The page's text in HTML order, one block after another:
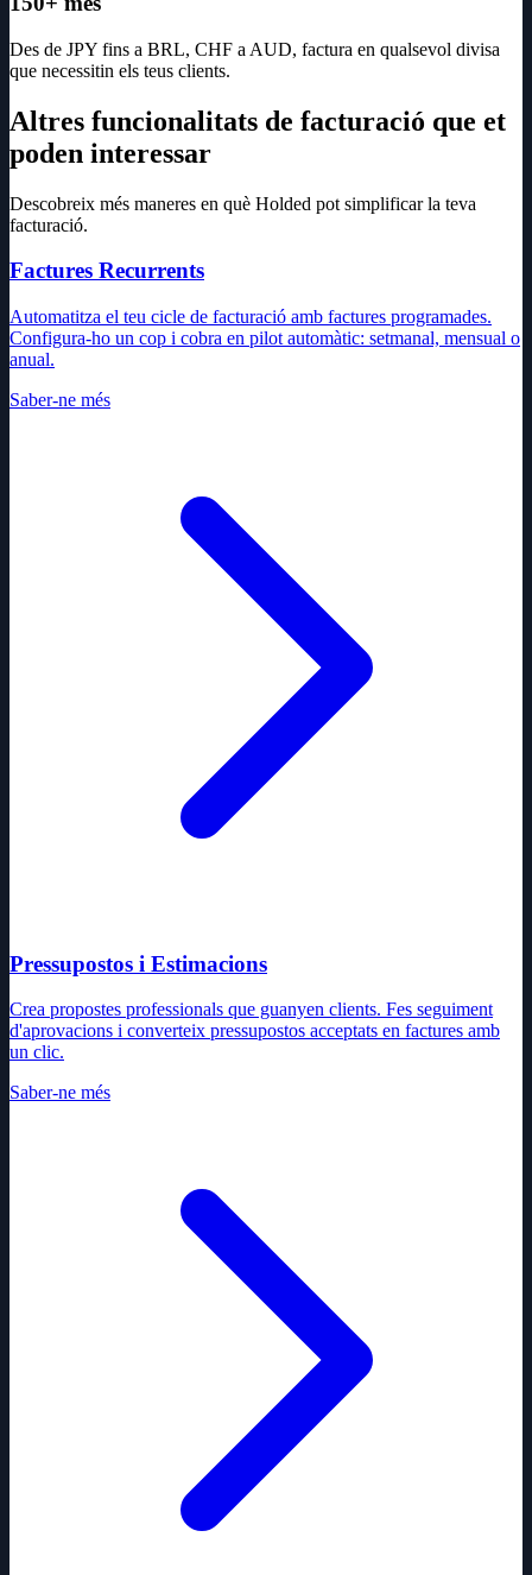
Des de JPY fins a BRL, CHF a AUD, factura en qualsevol divisa
que necessitin els teus clients.
Altres funcionalitats de facturació que et
poden interessar
Descobreix més maneres en què Holded pot simplificar la teva
facturació.
Factures Recurrents
Automatitza el teu cicle de facturació amb factures programades.
Configura-ho un cop i cobra en pilot automàtic: setmanal, mensual o
anual.
Saber-ne més
Pressupostos i Estimacions
Crea propostes professionals que guanyen clients. Fes seguiment
d'aprovacions i converteix pressupostos acceptats en factures amb
un clic.
Saber-ne més